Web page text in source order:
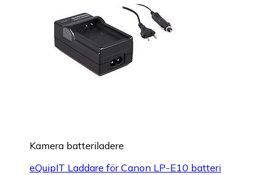
Kamera batteriladere
eQuipIT Laddare för Canon LP-E10 batteri